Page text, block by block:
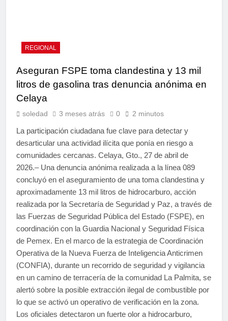
REGIONAL
Aseguran FSPE toma clandestina y 13 mil
litros de gasolina tras denuncia anónima en
Celaya
soledad 3 meses atrás 0 2 minutos
La participación ciudadana fue clave para detectar y
desarticular una actividad ilícita que ponía en riesgo a
comunidades cercanas. Celaya, Gto., 27 de abril de
2026.– Una denuncia anónima realizada a la línea 089
concluyó en el aseguramiento de una toma clandestina y
aproximadamente 13 mil litros de hidrocarburo, acción
realizada por la Secretaría de Seguridad y Paz, a través de
las Fuerzas de Seguridad Pública del Estado (FSPE), en
coordinación con la Guardia Nacional y Seguridad Física
de Pemex. En el marco de la estrategia de Coordinación
Operativa de la Nueva Fuerza de Inteligencia Anticrimen
(CONFIA), durante un recorrido de seguridad y vigilancia
en un camino de terracería de la comunidad La Palmita, se
alertó sobre la posible extracción ilegal de combustible por
lo que se activó un operativo de verificación en la zona.
Los oficiales detectaron un fuerte olor a hidrocarburo,